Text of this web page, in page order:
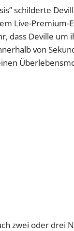
schilderte
Live-Premium-
dass Deville um
von
zwei oder drei